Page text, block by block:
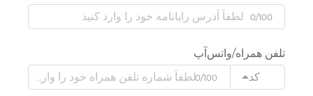
0/100
تلفن همراه/واتس‌آپ
کد
0/100